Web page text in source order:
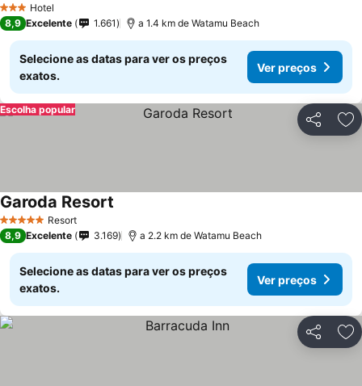
3 EstrelasHotel
8,9 Excelente 1.661 a 1.4 km de Watamu Beach
Selecione as datas para ver os preços
exatos.
Ver preços
Partilhar
Escolha popular
5 Estrelas Resort
Garoda Resort
8,9 Excelente 3.169 a 2.2 km de Watamu Beach
Selecione as datas para ver os preços
exatos.
Ver preços
Partilhar